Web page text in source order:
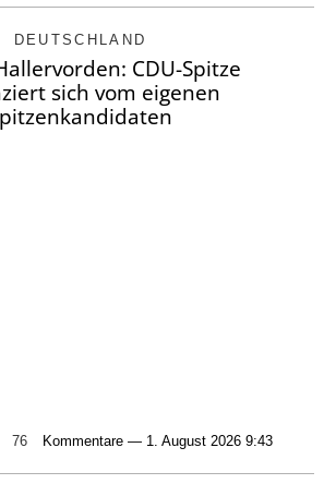
DEUTSCHLAND
CDU-Spitze
sich vom eigenen
76 Kommentare — 1. August 2026 9:43